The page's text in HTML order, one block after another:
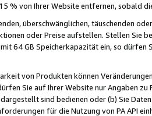
% von Ihrer Website entfernen, sobald
überschwänglichen, täuschenden
oder Preise aufstellen. Stellen Sie
64 GB Speicherkapazität ein, so dürfen
von Produkten können
Sie auf Ihrer Website nur Angaben
sind bedienen oder (b) Sie
für die Nutzung von PA API